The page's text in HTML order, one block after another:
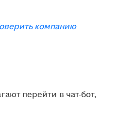
компанию
перейти в чат-бот,